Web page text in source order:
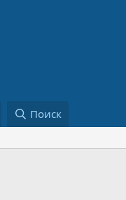
Поиск